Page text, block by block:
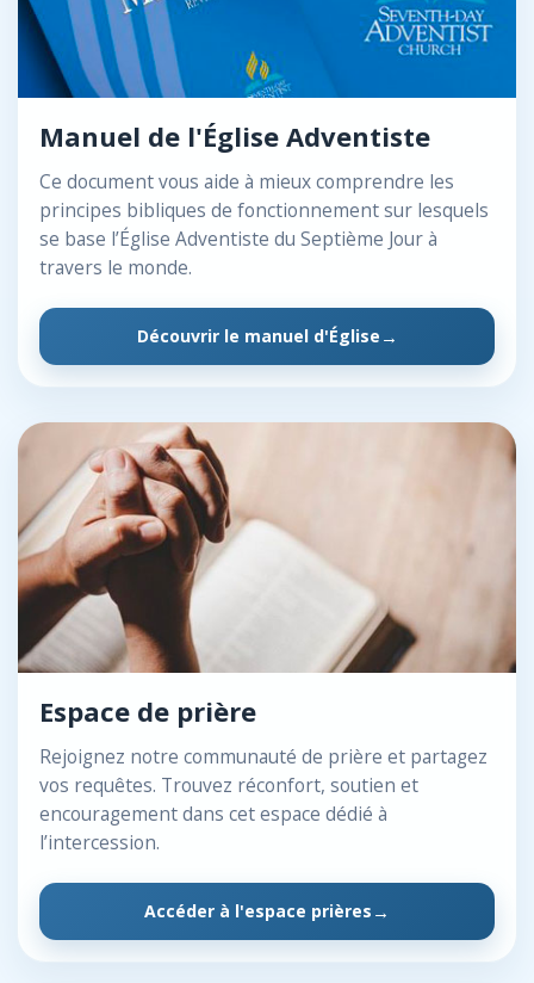
Manuel de l'Église Adventiste
Ce document vous aide à mieux comprendre les
principes bibliques de fonctionnement sur lesquels
se base l’Église Adventiste du Septième Jour à
travers le monde.
Découvrir le manuel d'Église
Espace de prière
Rejoignez notre communauté de prière et partagez
vos requêtes. Trouvez réconfort, soutien et
encouragement dans cet espace dédié à
l’intercession.
Accéder à l'espace prières